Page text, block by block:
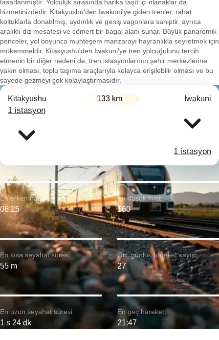
tasarlanmıştır. Yolculuk sırasında harika taşıt içi olanaklar da
hizmetinizdedir. Kitakyushu'den Iwakuni'ye giden trenler, rahat
koltuklarla donatılmış, aydınlık ve geniş vagonlara sahiptir, ayrıca
aralıklı diz mesafesi ve cömert bir bagaj alanı sunar. Büyük panaromik
penceler, yol boyunca muhteşem manzarayı hayranlıkla seyretmek için
mükemmeldir. Kitakyushu'den Iwakuni'ye tren yolcuğulunu tercih
etmenin bir diğer nedeni de, tren istasyonlarının şehir merkezlerine
yakın olması, toplu taşıma araçlarıyla kolayca erişilebilir olması ve bu
sayede gezmeyi çok kolaylaştırmasıdır.
Kitakyushu 133 km Iwakuni
1 istasyon
1 istasyon
En kısa seyahat süresi:
55 m
En erken hareket:
06:25
En uzun seyahat süresi:
1 s 24 dk
En düşük fiyat:
$60
Ort. günlük hareket sayısı:
27
En geç hareket:
21:47